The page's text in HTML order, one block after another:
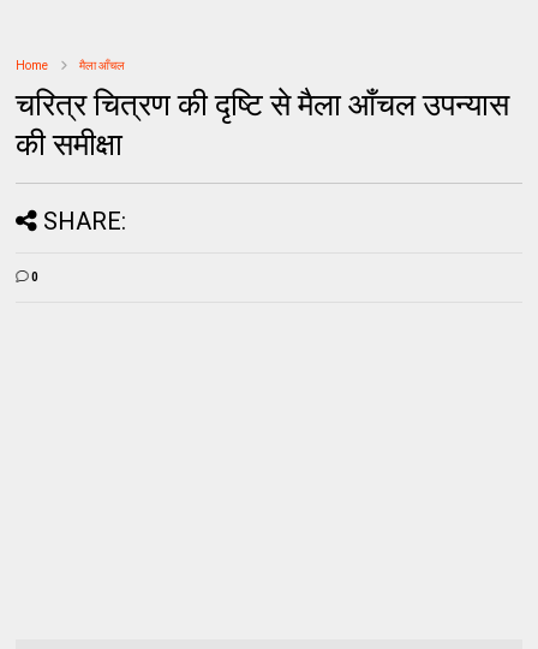
Home मैला आँचल
चरित्र चित्रण की दृष्टि से मैला आँचल उपन्यास
की समीक्षा
SHARE:
0